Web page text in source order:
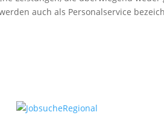
auch als Personalservice